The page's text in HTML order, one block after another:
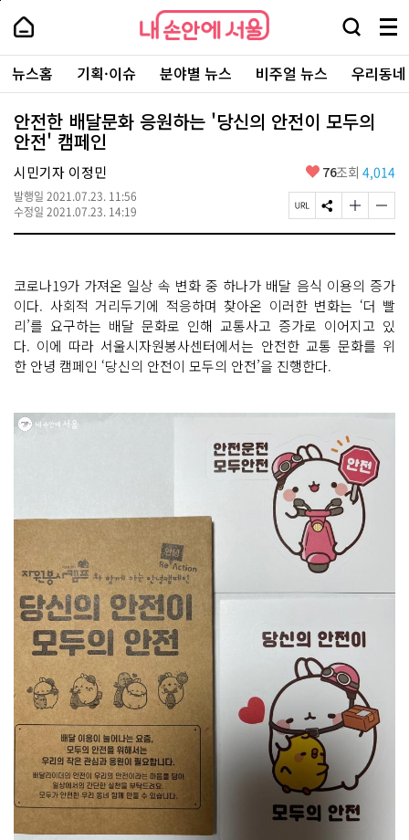
본
로
가
내
손
안
에
서
울
-
서
울
시
대
표
소
통
포
내
손
에
울
검
창
열
기
메
뉴
전
체
보
주
요
서
뉴스홈 기획·이슈 분야별 뉴스 비주얼 뉴스 우리동
안전한 배달문화 응원하는 '당신의 안전이 모두의
안전' 캠페인
시민기자 이정민
발행일 2021.07.23. 11:56
수정일 2021.07.23. 14:19
좋
요
76조회 4,014
페
이
L
복
사
S
N
유
하
기
글
자
크
게
변
경
하
기
글
자
작
게
변
경
하
기
코로나19가 가져온 일상 속 변화 중 하나가 배달 음식 이용의 증가
이다. 사회적 거리두기에 적응하며 찾아온 이러한 변화는 ‘더 빨
리’를 요구하는 배달 문화로 인해 교통사고 증가로 이어지고 있
다. 이에 따라 서울시자원봉사센터에서는 안전한 교통 문화를 위
한 안녕 캠페인 ‘당신의 안전이 모두의 안전’을 진행한다.
페
상
단
로